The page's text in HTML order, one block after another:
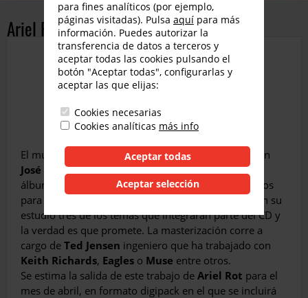
Ariel Rot nuevo disco: «Solo Rot»
El músico se encuentra estos días en Nueva York con
José Nortesmasterizando lo que será su próximo
álbum en solitario. En la entrevista que le efectuamos
para el
, tuvimos ocasión de escuchar en su
estudio tres de los temas que integraran parte del CD y
la verdad es que promete. La masterización corre a
cargo de Ted Jensen ingeniero que ha trabajado con
Keith Richards, Eagles o Muse entre otros.
Se estima la salida de este trabajo de Ariel Rot para el
mes de abril, en formato digipack en el que se incluirá
para fines analíticos (por ejemplo,
páginas visitadas). Pulsa aquí para más
información. Puedes autorizar la
transferencia de datos a terceros y
aceptar todas las cookies pulsando el
botón "Aceptar todas", configurarlas y
aceptar las que elijas:
Cookies necesarias
Cookies analíticas más info
Aceptar todas
Aceptar selección